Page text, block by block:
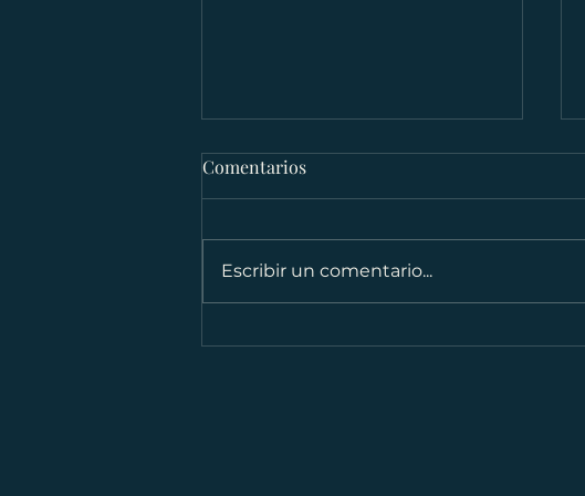
Vuélvete un imán de ventas
Comentarios
Escribir un comentario...